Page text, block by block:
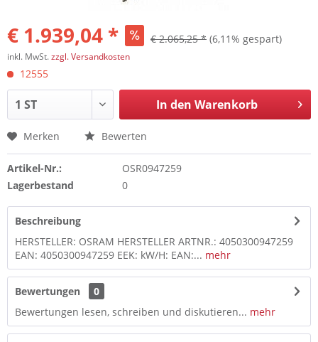
€ 1.939,04 * € 2.065,25 * (6,11% gespart)
inkl. MwSt.zzgl. Versandkosten
12555
In den Warenkorb
Merken Bewerten
Artikel-Nr.:
OSR0947259
Lagerbestand
0
Beschreibung
HERSTELLER: OSRAM HERSTELLER ARTNR.: 4050300947259
EAN: 4050300947259 EEK: kW/H: EAN:... mehr
Bewertungen
0
Bewertungen lesen, schreiben und diskutieren... mehr